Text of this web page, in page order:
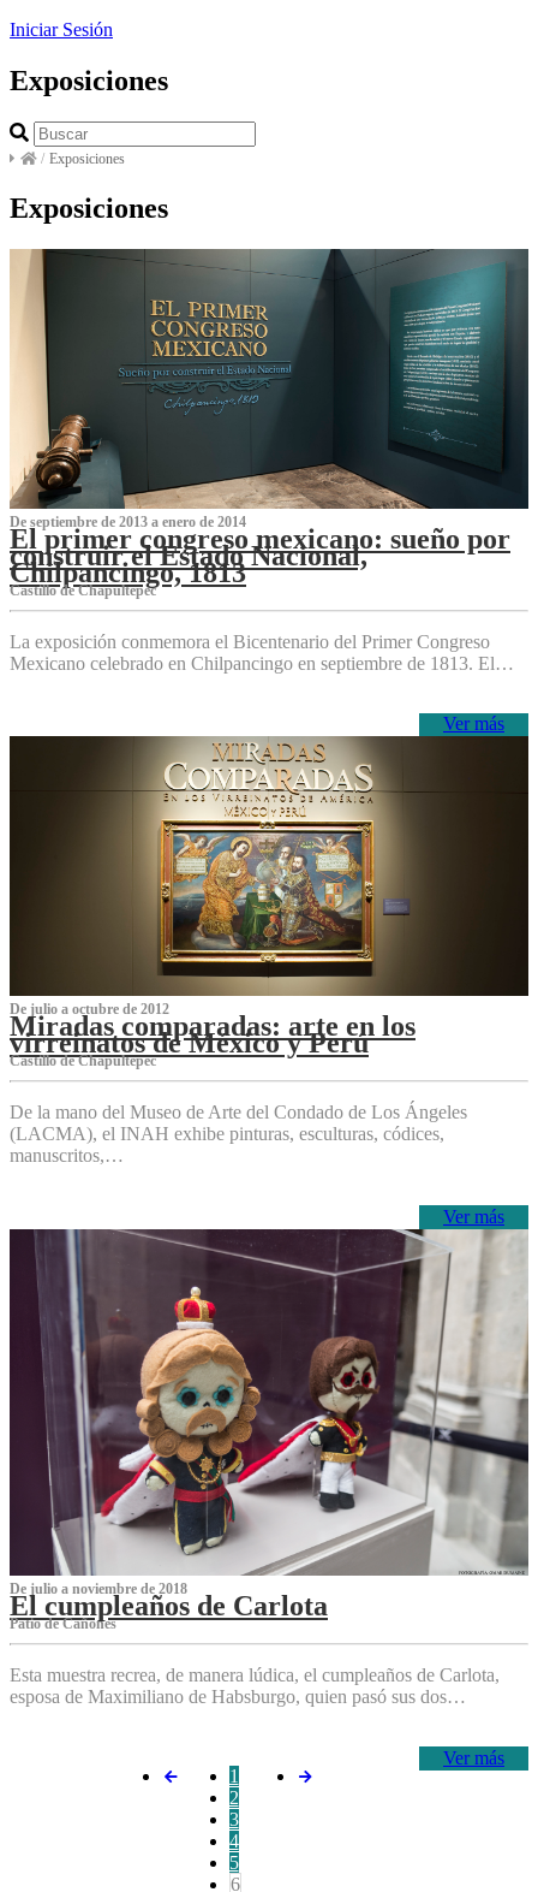
Iniciar Sesión
Exposiciones
/ Exposiciones
Exposiciones
De septiembre de 2013 a enero de 2014
El primer congreso mexicano: sueño por
construir el Estado Nacional,
Chilpancingo, 1813
Castillo de Chapultepec
La exposición conmemora el Bicentenario del Primer Congreso
Mexicano celebrado en Chilpancingo en septiembre de 1813. El…
Ver más
De julio a octubre de 2012
Miradas comparadas: arte en los
virreinatos de México y Perú
Castillo de Chapultepec
De la mano del Museo de Arte del Condado de Los Ángeles
(LACMA), el INAH exhibe pinturas, esculturas, códices,
manuscritos,…
Ver más
De julio a noviembre de 2018
El cumpleaños de Carlota
Patio de Cañones
Esta muestra recrea, de manera lúdica, el cumpleaños de Carlota,
esposa de Maximiliano de Habsburgo, quien pasó sus dos…
Ver más
1
2
3
4
5
6